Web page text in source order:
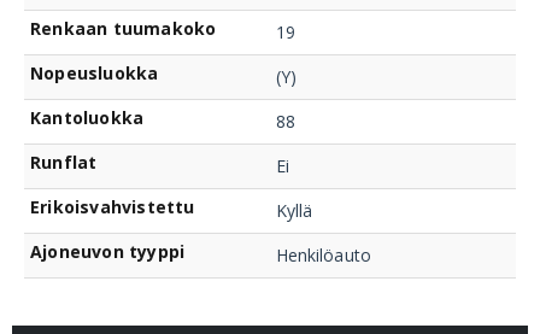
Renkaan tuumakoko
19
Nopeusluokka
(Y)
Kantoluokka
88
Runflat
Ei
Erikoisvahvistettu
Kyllä
Ajoneuvon tyyppi
Henkilöauto